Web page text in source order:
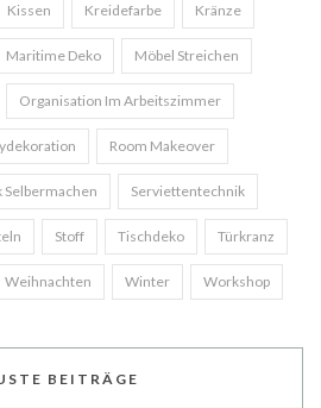
Kissen Kreidefarbe Kränze
Maritime Deko Möbel Streichen
Organisation Im Arbeitszimmer
Room Makeover
Selbermachen Serviettentechnik
Stoff Tischdeko Türkranz
Weihnachten Winter Workshop
BEITRÄGE